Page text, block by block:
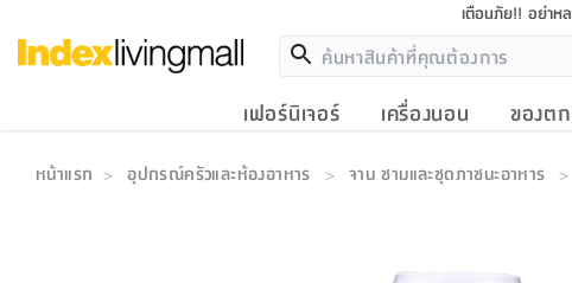
เตือนภัย!! อย่าห
เฟอร์นิเจอร์ เครื่องนอน ของต
หน้าแรก > อุปกรณ์ครัวและห้องอาหาร > จาน ชามและชุดภาชนะอาหาร >